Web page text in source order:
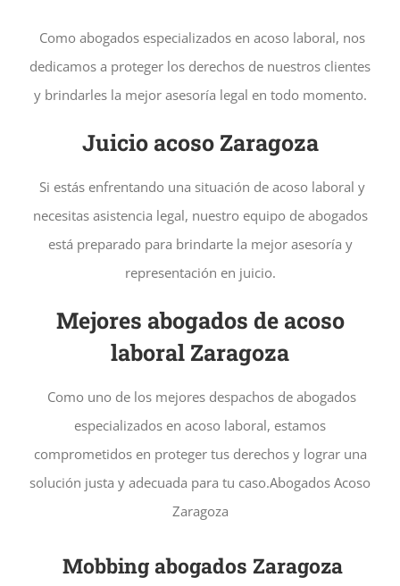
Como abogados especializados en acoso laboral, nos
dedicamos a proteger los derechos de nuestros clientes
y brindarles la mejor asesoría legal en todo momento.
Juicio acoso Zaragoza
Si estás enfrentando una situación de acoso laboral y
necesitas asistencia legal, nuestro equipo de abogados
está preparado para brindarte la mejor asesoría y
representación en juicio.
Mejores abogados de acoso
laboral Zaragoza
Como uno de los mejores despachos de abogados
especializados en acoso laboral, estamos
comprometidos en proteger tus derechos y lograr una
solución justa y adecuada para tu caso.Abogados Acoso
Zaragoza
Mobbing abogados Zaragoza